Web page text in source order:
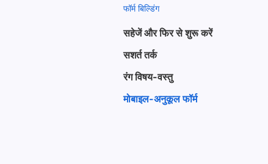
फॉर्म बिल्डिंग
सहेजें और फिर से शुरू करें
सशर्त तर्क
रंग विषय-वस्तु
मोबाइल-अनुकूल फॉर्म